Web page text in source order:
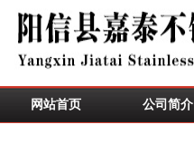
网站首页 公司简介